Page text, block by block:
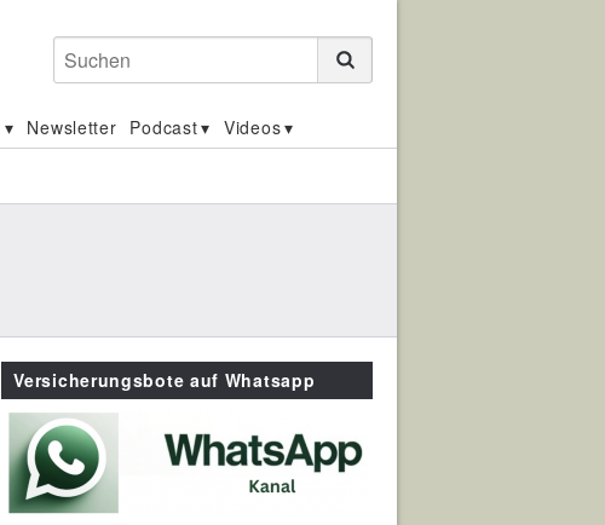
Suchen
Newsletter Podcast Videos
Versicherungsbote auf Whatsapp